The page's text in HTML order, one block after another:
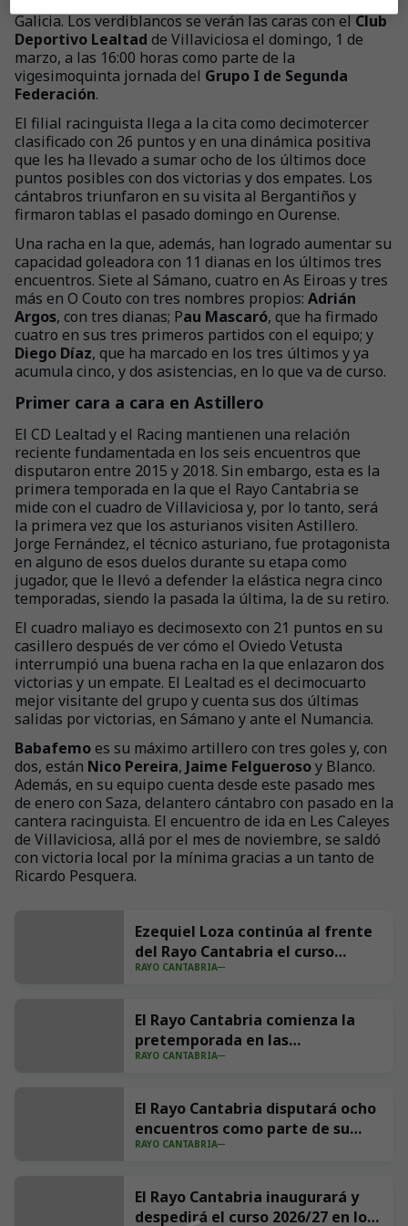
Galicia. Los verdiblancos se verán las caras con elClub
Deportivo Lealtad de Villaviciosa el domingo, 1 de
marzo, a las 16:00 horas como parte de la
vigesimoquinta jornada del Grupo I de Segunda
Federación.
El filial racinguista llega a la cita como decimotercer
clasificado con 26 puntos y en una dinámica positiva
que les ha llevado a sumar ocho de los últimos doce
puntos posibles con dos victorias y dos empates. Los
cántabros triunfaron en su visita al Bergantiños y
firmaron tablas el pasado domingo en Ourense.
Una racha en la que, además, han logrado aumentar su
capacidad goleadora con 11 dianas en los últimos tres
encuentros. Siete al Sámano, cuatro en As Eiroas y tres
más en O Couto con tres nombres propios: Adrián
Argos, con tres dianas; Pau Mascaró, que ha firmado
cuatro en sus tres primeros partidos con el equipo; y
Diego Díaz, que ha marcado en los tres últimos y ya
acumula cinco, y dos asistencias, en lo que va de curso.
Primer cara a cara en Astillero
El CD Lealtad y el Racing mantienen una relación
reciente fundamentada en los seis encuentros que
disputaron entre 2015 y 2018. Sin embargo, esta es la
primera temporada en la que el Rayo Cantabria se
mide con el cuadro de Villaviciosa y, por lo tanto, será
la primera vez que los asturianos visiten Astillero.
Jorge Fernández, el técnico asturiano, fue protagonista
en alguno de esos duelos durante su etapa como
jugador, que le llevó a defender la elástica negra cinco
temporadas, siendo la pasada la última, la de su retiro.
El cuadro maliayo es decimosexto con 21 puntos en su
casillero después de ver cómo el Oviedo Vetusta
interrumpió una buena racha en la que enlazaron dos
victorias y un empate. El Lealtad es el decimocuarto
mejor visitante del grupo y cuenta sus dos últimas
salidas por victorias, en Sámano y ante el Numancia.
Babafemoes su máximo artillero con tres goles y, con
dos, están Nico Pereira, Jaime Felguerosoy Blanco.
Además, en su equipo cuenta desde este pasado mes
de enero con Saza, delantero cántabro con pasado en la
cantera racinguista. El encuentro de ida en Les Caleyes
de Villaviciosa, allá por el mes de noviembre, se saldó
con victoria local por la mínima gracias a un tanto de
Ricardo Pesquera.
Ezequiel Loza continúa al frente
del Rayo Cantabria el curso
2026/27
RAYO CANTABRIA
El Rayo Cantabria comienza la
pretemporada en las
Instalaciones Nando Yosu
RAYO CANTABRIA
El Rayo Cantabria disputará ocho
encuentros como parte de su
pretemporada
RAYO CANTABRIA
El Rayo Cantabria inaugurará y
despedirá el curso 2026/27 en los